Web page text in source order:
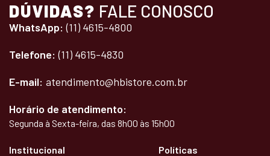
DÚVIDAS? FALE CONOSCO
WhatsApp: (11) 4615-4800
Telefone: (11) 4615-4830
E-mail: atendimento@hbistore.com.br
Horário de atendimento:
Segunda à Sexta-feira, das 8h00 às 15h00
Institucional
Políticas